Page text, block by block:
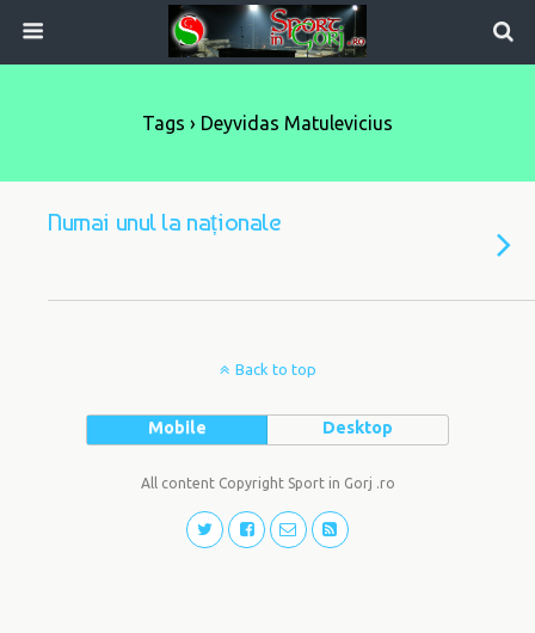
Tags › Deyvidas Matulevicius
Numai unul la naționale
Back to top
Mobile Desktop
All content Copyright Sport in Gorj .ro